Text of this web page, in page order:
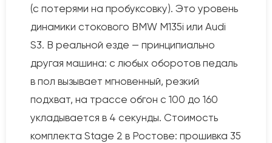
(с потерями на пробуксовку). Это уровень
динамики стокового BMW M135i или Audi
S3. В реальной езде — принципиально
другая машина: с любых оборотов педаль
в пол вызывает мгновенный, резкий
подхват, на трассе обгон с 100 до 160
укладывается в 4 секунды. Стоимость
комплекта Stage 2 в Ростове: прошивка 35